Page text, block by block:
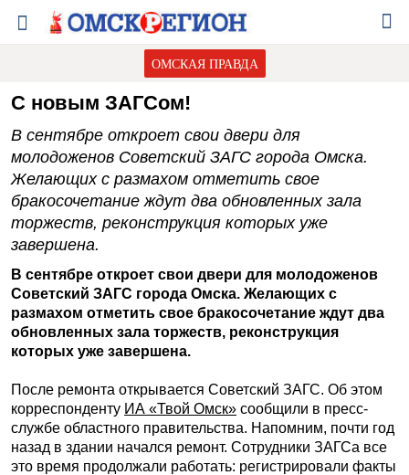
ОМСКАЯ ПРАВДА
С новым ЗАГСом!
В сентябре откроет свои двери для
молодоженов Советский ЗАГС города Омска.
Желающих с размахом отметить свое
бракосочетание ждут два обновленных зала
торжеств, реконструкция которых уже
завершена.
В сентябре откроет свои двери для молодоженов
Советский ЗАГС города Омска. Желающих с
размахом отметить свое бракосочетание ждут два
обновленных зала торжеств, реконструкция
которых уже завершена.
После ремонта открывается Советский ЗАГС. Об этом
корреспонденту ИА «Твой Омск» сообщили в пресс-
службе областного правительства. Напомним, почти год
назад в здании начался ремонт. Сотрудники ЗАГСа все
это время продолжали работать: регистрировали факты